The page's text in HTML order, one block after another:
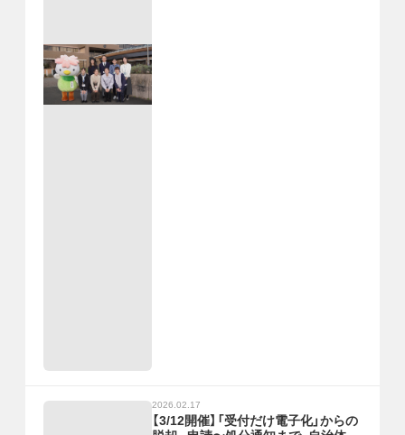
2026.02.17
【3/12開催】「受付だけ電子化」からの